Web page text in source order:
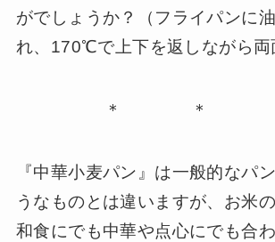
がでしょうか？（フライパンに
れ、170℃で上下を返しながら両
＊ ＊
『中華小麦パン』は一般的なパ
うなものとは違いますが、お米
和食にでも中華や点心にでも合